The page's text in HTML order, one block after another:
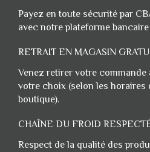
Payez en toute sécurité par
avec notre plateforme
RETRAIT EN MAGASIN
Venez retirer votre commande
votre choix (selon les horaires
boutique).
CHAÎNE DU FROID
Respect de la qualité des